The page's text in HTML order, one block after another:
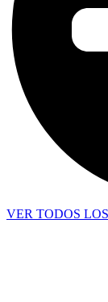
VER TODOS